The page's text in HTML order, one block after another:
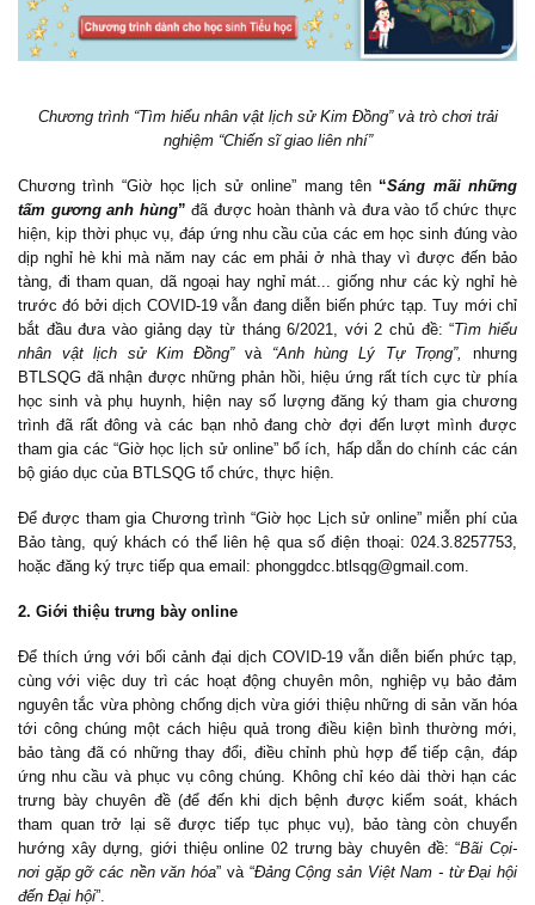
Chương trình “Tìm hiểu nhân vật lịch sử Kim Đồng” và trò chơi trải
nghiệm “Chiến sĩ giao liên nhí”
Chương trình “Giờ học lịch sử online” mang tên “Sáng mãi những
tấm gương anh hùng”đã được hoàn thành và đưa vào tổ chức thực
hiện, kịp thời phục vụ, đáp ứng nhu cầu của các em học sinh đúng vào
dịp nghỉ hè khi mà năm nay các em phải ở nhà thay vì được đến bảo
tàng, đi tham quan, dã ngoại hay nghỉ mát... giống như các kỳ nghỉ hè
trước đó bởi dịch COVID-19 vẫn đang diễn biến phức tạp. Tuy mới chỉ
bắt đầu đưa vào giảng dạy từ tháng 6/2021, với 2 chủ đề: “Tìm hiểu
nhân vật lịch sử Kim Đồng”và “Anh hùng Lý Tự Trọng”,
nhưng
BTLSQG đã nhận được những phản hồi, hiệu ứng rất tích cực từ phía
học sinh và phụ huynh, hiện nay số lượng đăng ký tham gia chương
trình đã rất đông và các bạn nhỏ đang chờ đợi đến lượt mình được
tham gia các “Giờ học lịch sử online” bổ ích, hấp dẫn do chính các cán
bộ giáo dục của BTLSQG tổ chức, thực hiện.
Để được tham gia Chương trình “Giờ học Lịch sử online” miễn phí của
Bảo tàng, quý khách có thể liên hệ qua số điện thoại: 024.3.8257753,
hoặc đăng ký trực tiếp qua email: phonggdcc.btlsqg@gmail.com.
2. Giới thiệu trưng bày online
Để thích ứng với bối cảnh đại dịch COVID-19 vẫn diễn biến phức tạp,
cùng với việc duy trì các hoạt động chuyên môn, nghiệp vụ bảo đảm
nguyên tắc vừa phòng chống dịch vừa giới thiệu những di sản văn hóa
tới công chúng một cách hiệu quả trong điều kiện bình thường mới,
bảo tàng đã có những thay đổi, điều chỉnh phù hợp để tiếp cận, đáp
ứng nhu cầu và phục vụ công chúng. Không chỉ kéo dài thời hạn các
trưng bày chuyên đề (để đến khi dịch bệnh được kiểm soát, khách
tham quan trở lại sẽ được tiếp tục phục vụ), bảo tàng còn chuyển
hướng xây dựng, giới thiệu online 02 trưng bày chuyên đề: “Bãi Cọi-
nơi gặp gỡ các nền văn hóa” và “Đảng Cộng sản Việt Nam - từ Đại hội
đến Đại hội”.